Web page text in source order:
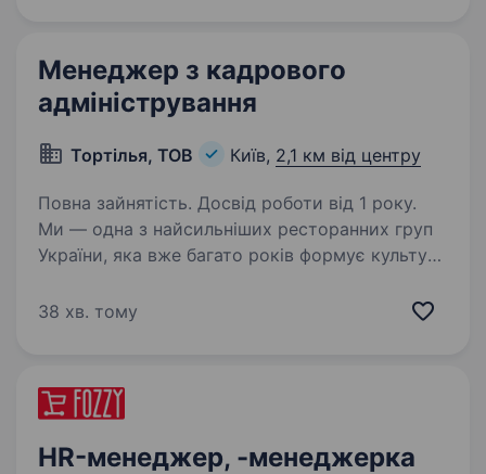
Менеджер з кадрового
адміністрування
Тортілья, ТОВ Київ, 2,1 км від центру
Повна зайнятість. Досвід роботи від 1 року.
Ми — одна з найсильніших ресторанних груп
України, яка вже багато років формує культуру
повертаються за атмосферою, сервісом
38 хв. тому
HR-менеджер, -менеджерка